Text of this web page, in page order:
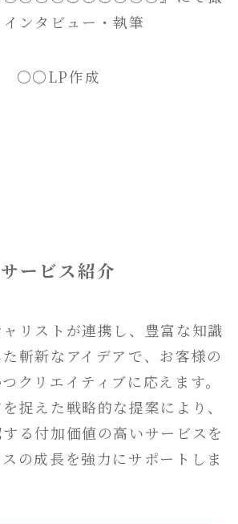
ンタビュー・執筆
〇〇LP作成
サービス紹介
リストが連携し、豊富な知識
斬新なアイデアで、お客様の
クリエイティブに応えます。
捉えた戦略的な提案により、
る付加価値の高いサービスを
の成長を強力にサポートしま